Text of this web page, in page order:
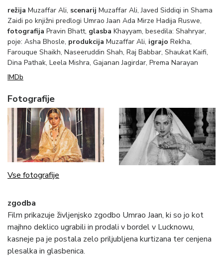
režija Muzaffar Ali, scenarij Muzaffar Ali, Javed Siddiqi in Shama
Zaidi po knjižni predlogi Umrao Jaan Ada Mirze Hadija Ruswe,
fotografija Pravin Bhatt, glasba Khayyam, besedila: Shahryar,
poje: Asha Bhosle, produkcija Muzaffar Ali, igrajo Rekha,
Farouque Shaikh, Naseeruddin Shah, Raj Babbar, Shaukat Kaifi,
Dina Pathak, Leela Mishra, Gajanan Jagirdar, Prema Narayan
IMDb
Fotografije
Vse fotografije
zgodba
Film prikazuje življenjsko zgodbo Umrao Jaan, ki so jo kot
majhno deklico ugrabili in prodali v bordel v Lucknowu,
kasneje pa je postala zelo priljubljena kurtizana ter cenjena
plesalka in glasbenica.